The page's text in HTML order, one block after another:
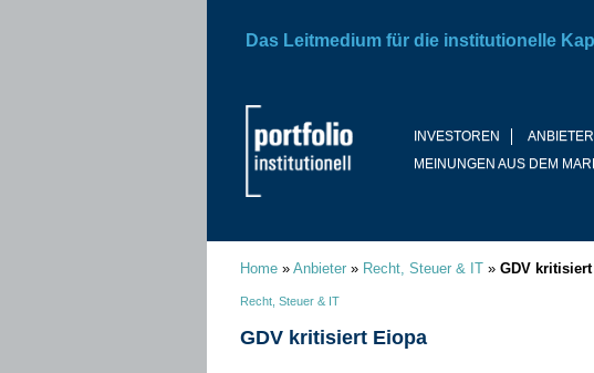
INVESTOREN ANBIETER
MEINUNGEN AUS DEM
Das Leitmedium für die institutionelle
Home » Anbieter » Recht, Steuer & IT » GDV
Recht, Steuer & IT
GDV kritisiert Eiopa